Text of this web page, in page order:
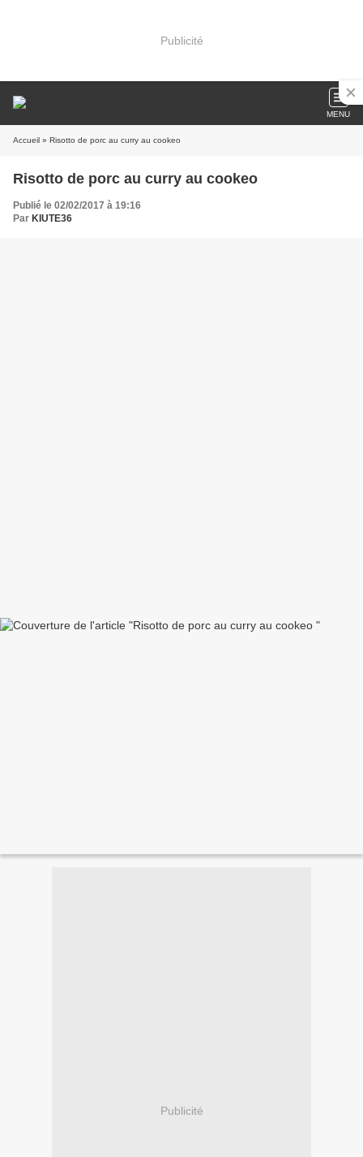
Publicité
MENU
Accueil » Risotto de porc au curry au cookeo
Risotto de porc au curry au cookeo
Publié le 02/02/2017 à 19:16
Par KIUTE36
Publicité